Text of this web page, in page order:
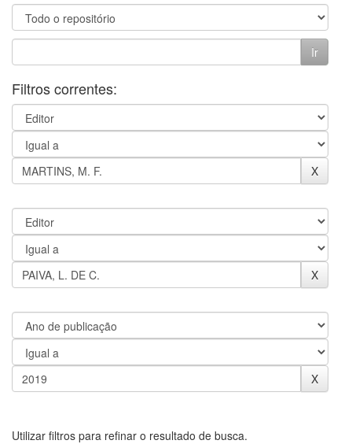
Filtros correntes:
Utilizar filtros para refinar o resultado de busca.